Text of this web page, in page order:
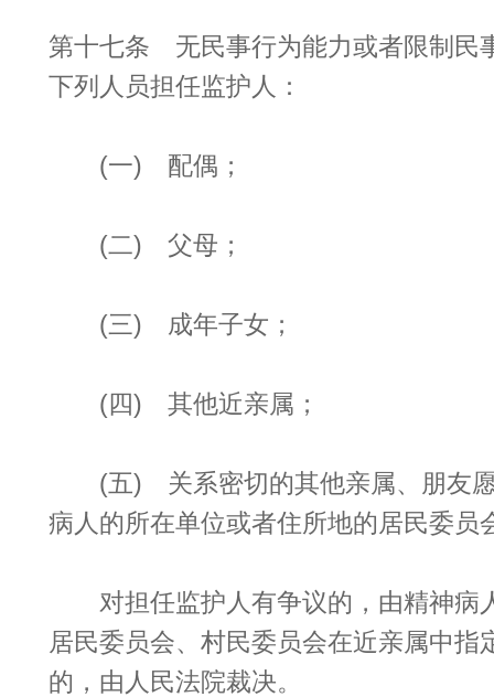
第十七条 无民事行为能力或者限制民
下列人员担任监护人：
(一) 配偶；
(二) 父母；
(三) 成年子女；
(四) 其他近亲属；
(五) 关系密切的其他亲属、朋友愿
病人的所在单位或者住所地的居民委员
对担任监护人有争议的，由精神病
居民委员会、村民委员会在近亲属中指
的，由人民法院裁决。